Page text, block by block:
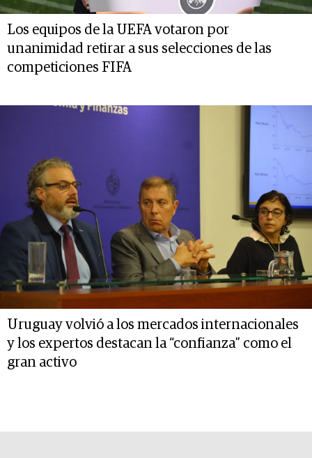
Los equipos de la UEFA votaron por
unanimidad retirar a sus selecciones de las
competiciones FIFA
Uruguay volvió a los mercados internacionales
y los expertos destacan la “confianza” como el
gran activo